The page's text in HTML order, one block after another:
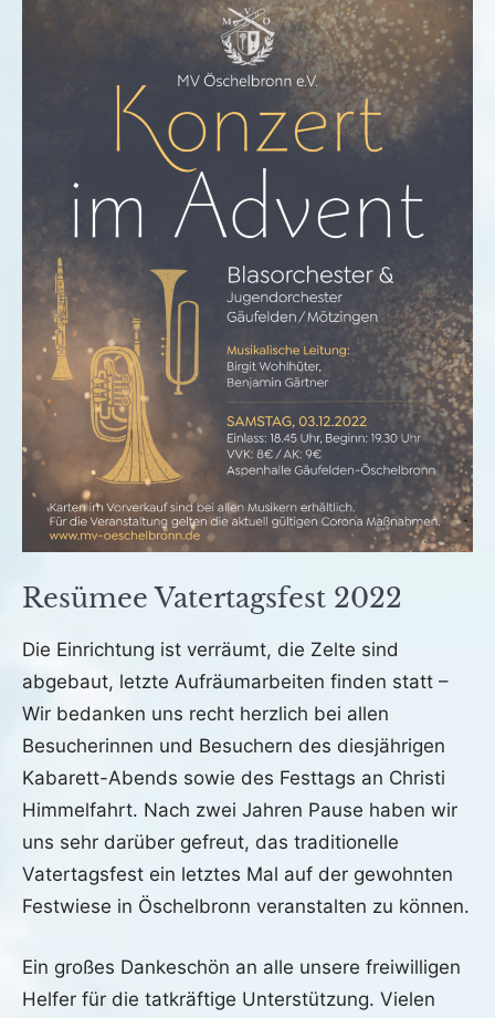
Resümee Vatertagsfest 2022
am
28.
Mai
2022
fho
Archiv
Die Einrichtung ist verräumt, die Zelte sind
abgebaut, letzte Aufräumarbeiten finden statt –
Wir bedanken uns recht herzlich bei allen
Besucherinnen und Besuchern des diesjährigen
Kabarett-Abends sowie des Festtags an Christi
Himmelfahrt. Nach zwei Jahren Pause haben wir
uns sehr darüber gefreut, das traditionelle
Vatertagsfest ein letztes Mal auf der gewohnten
Festwiese in Öschelbronn veranstalten zu können.
Ein großes Dankeschön an alle unsere freiwilligen
Helfer für die tatkräftige Unterstützung. Vielen